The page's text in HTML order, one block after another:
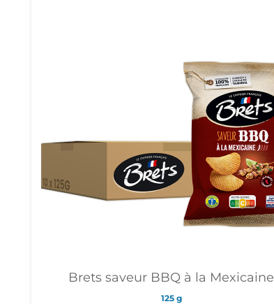
Brets saveur BBQ à la Mexicaine
125 g